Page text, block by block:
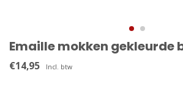
Emaille mokken gekleurde
€14,95 Incl. btw